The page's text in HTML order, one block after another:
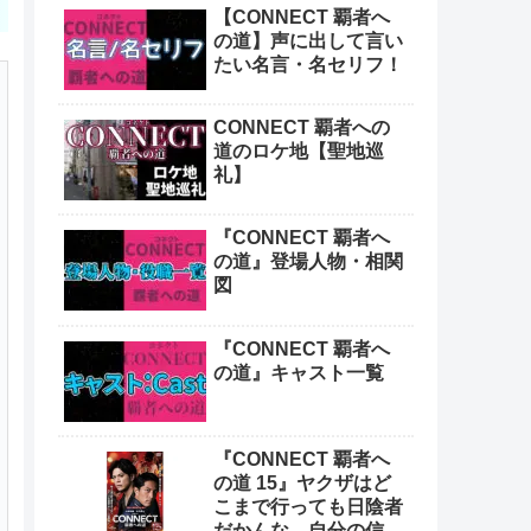
【CONNECT 覇者へ
の道】声に出して言い
たい名言・名セリフ！
CONNECT 覇者への
道のロケ地【聖地巡
礼】
『CONNECT 覇者へ
の道』登場人物・相関
図
『CONNECT 覇者へ
の道』キャスト一覧
『CONNECT 覇者へ
の道 15』ヤクザはど
こまで行っても日陰者